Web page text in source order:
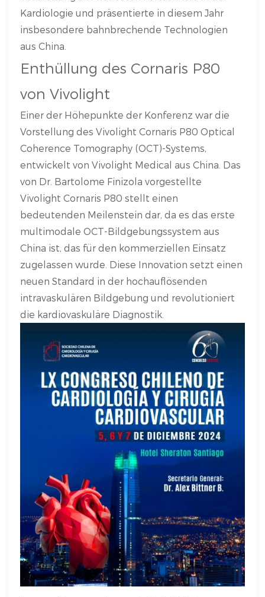
Kardiologie und präsentierte in diesem Jahr
insbesondere bahnbrechende Technologien
aus China.
Enthüllung des Cornaris P80
von Vivolight
Einer der Höhepunkte der Konferenz war die
Vorstellung des Vivolight Cornaris P80 Optical
Coherence Tomography (OCT)-Systems,
entwickelt von Vivolight Medical aus China. Das
von Dr. Bartolome Finizola vorgestellte
Vivolight Cornaris P80 stellt einen
bedeutenden Meilenstein dar, da es das erste
multimodale OCT-Bildgebungssystem aus
China ist, das für den kommerziellen Einsatz
zugelassen wurde. Diese Innovation setzt einen
neuen Standard in der hochauflösenden
intravaskulären Bildgebung und revolutioniert
die kardiovaskuläre Diagnostik.